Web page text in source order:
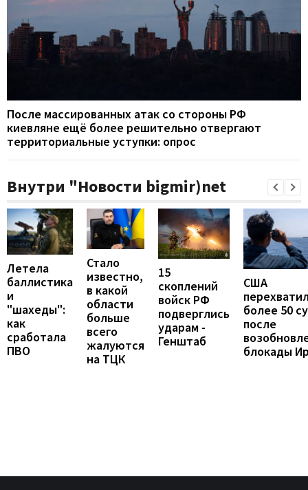
После массированных атак со стороны РФ
киевляне ещё более решительно отвергают
территориальные уступки: опрос
Внутри "Новости bigmir)net
Летела
баллистика
и
"шахеды":
как
сработала
ПВО
Стало
известно,
в какой
области
больше
всего
жалуются
на ТЦК
15
скоплений
войск РФ
подверглись
ударам -
Генштаб
США
более 50
после
блокады